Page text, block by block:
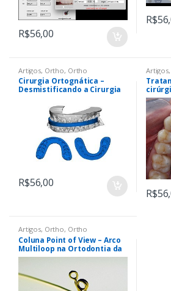
R$56,00
R$
Artigos, Ortho, Ortho
Cirurgia Ortognática –
Desmistificando a Cirurgia
R$56,00
Artigos,
R$
Artigos, Ortho, Ortho
Coluna Point of View – Arco
Multiloop na Ortodontia da
Era Digital. Quando, Por que